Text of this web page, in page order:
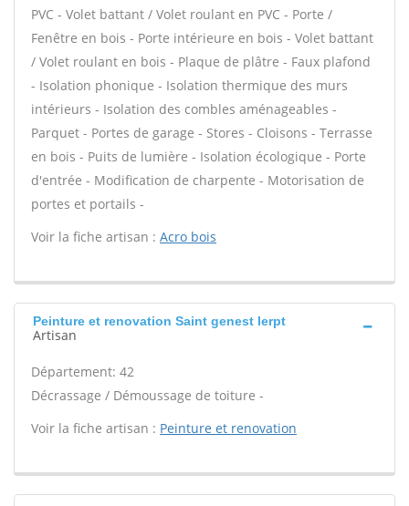
PVC - Volet battant / Volet roulant en PVC - Porte /
Fenêtre en bois - Porte intérieure en bois - Volet battant
/ Volet roulant en bois - Plaque de plâtre - Faux plafond
- Isolation phonique - Isolation thermique des murs
intérieurs - Isolation des combles aménageables -
Parquet - Portes de garage - Stores - Cloisons - Terrasse
en bois - Puits de lumière - Isolation écologique - Porte
d'entrée - Modification de charpente - Motorisation de
portes et portails -
Voir la fiche artisan : Acro bois
Peinture et renovation Saint genest lerpt
Artisan
Département: 42
Décrassage / Démoussage de toiture -
Voir la fiche artisan : Peinture et renovation